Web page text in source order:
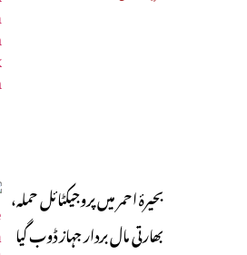
بحیرۂ احمر میں پروجیکٹائل حملہ،
بھارتی مال بردار جہاز ڈوب گیا